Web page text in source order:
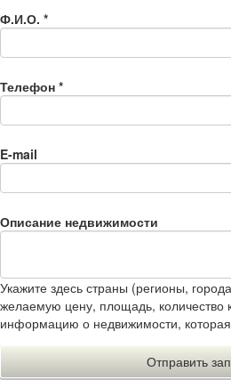
Ф.И.О. *
Телефон *
E-mail
Описание недвижимости
Укажите здесь страны (регионы,
желаемую цену, площадь, количество
информацию о недвижимости,